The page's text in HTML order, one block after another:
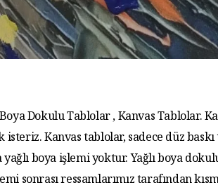
Dokulu Tablolar , Kanvas Tablolar.
isteriz. Kanvas tablolar, sadece düz
boya işlemi yoktur. Yağlı boya
sonrası ressamlarımız tarafından